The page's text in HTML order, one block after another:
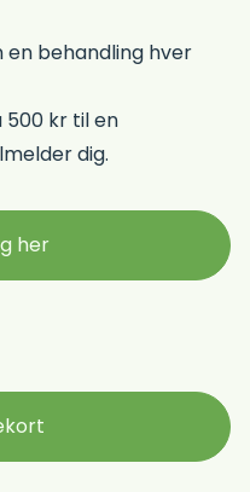
behandling hver
kr til en
dig.
her